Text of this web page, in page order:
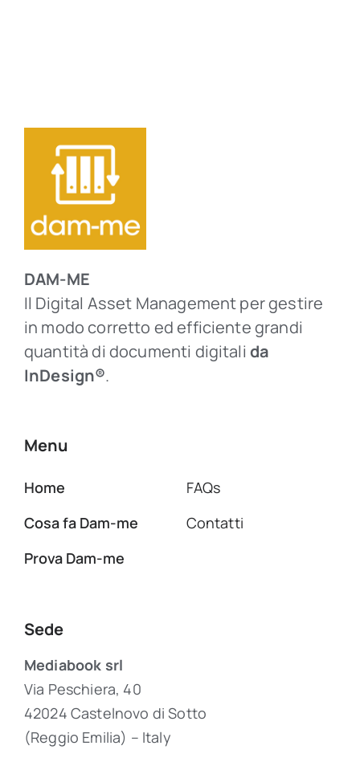
DAM-ME
Il Digital Asset Management per gestire
in modo corretto ed efficiente grandi
quantità di documenti digitali da
InDesign®.
Menu
Home
Cosa fa Dam-me
Prova Dam-me
FAQs
Contatti
Sede
Mediabook srl
Via Peschiera, 40
42024 Castelnovo di Sotto
(Reggio Emilia) – Italy